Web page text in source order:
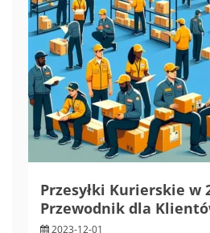
Przesyłki Kurierskie w
Przewodnik dla
2023-12-01